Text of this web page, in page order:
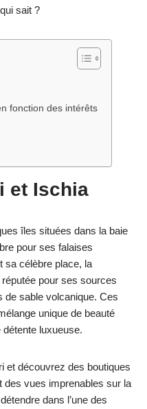
sait ?
fonction des intérêts
et Ischia
îles situées dans la baie
pour ses falaises
sa célèbre place, la
pour ses sources
de sable volcanique. Ces
unique de beauté
détente luxueuse.
et découvrez des boutiques
vues imprenables sur la
dans l’une des